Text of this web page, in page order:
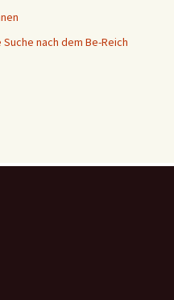
nach dem Be-Reich